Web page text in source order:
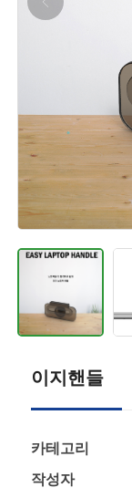
이지핸들
카테고리
작성자